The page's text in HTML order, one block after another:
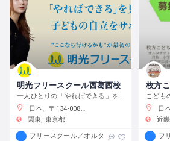
明光フリースクール西葛西校
一人ひとりの「やればできる」を見つけ、育む
日本、〒134-0088 東京都江戸川区西葛西６−１０−１４ 正栄ビル
関東
東京都
フリースクール／オルタナティブスクール
枚方
日本、
近畿
フ